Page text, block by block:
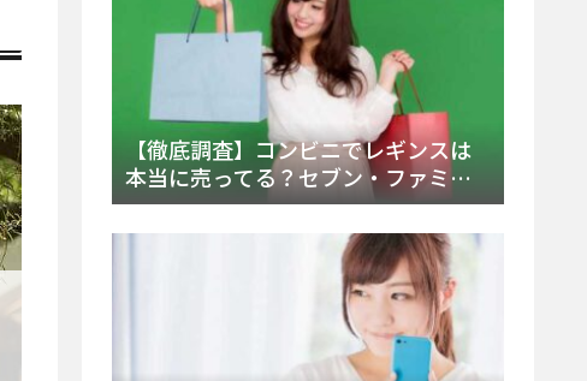
【徹底調査】コンビニでレギンスは
本当に売ってる？セブン・ファミ
マ・ローソンの取扱店舗とメーカ
ー・内容物を詳しく調べてみた！